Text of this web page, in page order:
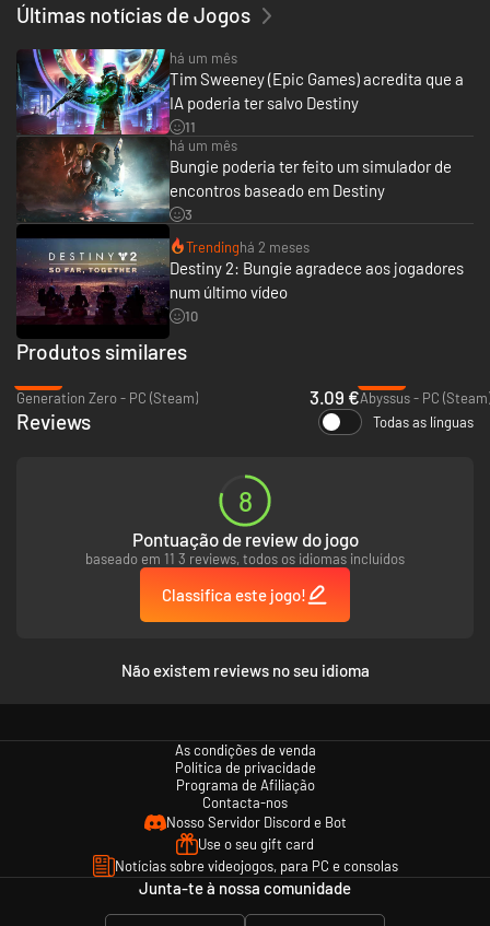
Últimas notícias de Jogos
há um mês
Tim Sweeney (Epic Games) acredita que a
IA poderia ter salvo Destiny
11
há um mês
Bungie poderia ter feito um simulador de
encontros baseado em Destiny
3
Trendinghá 2 meses
Destiny 2: Bungie agradece aos jogadores
num último vídeo
10
Produtos similares
Generation Zero - PC (Steam)
3.09 €Abyssus - PC (Steam)
Reviews Todas as línguas
8
Pontuação de review do jogo
baseado em 11 3 reviews, todos os idiomas incluídos
Classifica este jogo!
Não existem reviews no seu idioma
As condições de venda
Política de privacidade
Programa de Afiliação
Contacta-nos
Nosso Servidor Discord e Bot
Use o seu gift card
Notícias sobre videojogos, para PC e consolas
Junta-te à nossa comunidade